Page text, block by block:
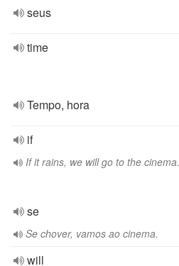
seus
time
Tempo, hora
if
If it rains, we will go to the cinema.
se
Se chover, vamos ao cinema.
will